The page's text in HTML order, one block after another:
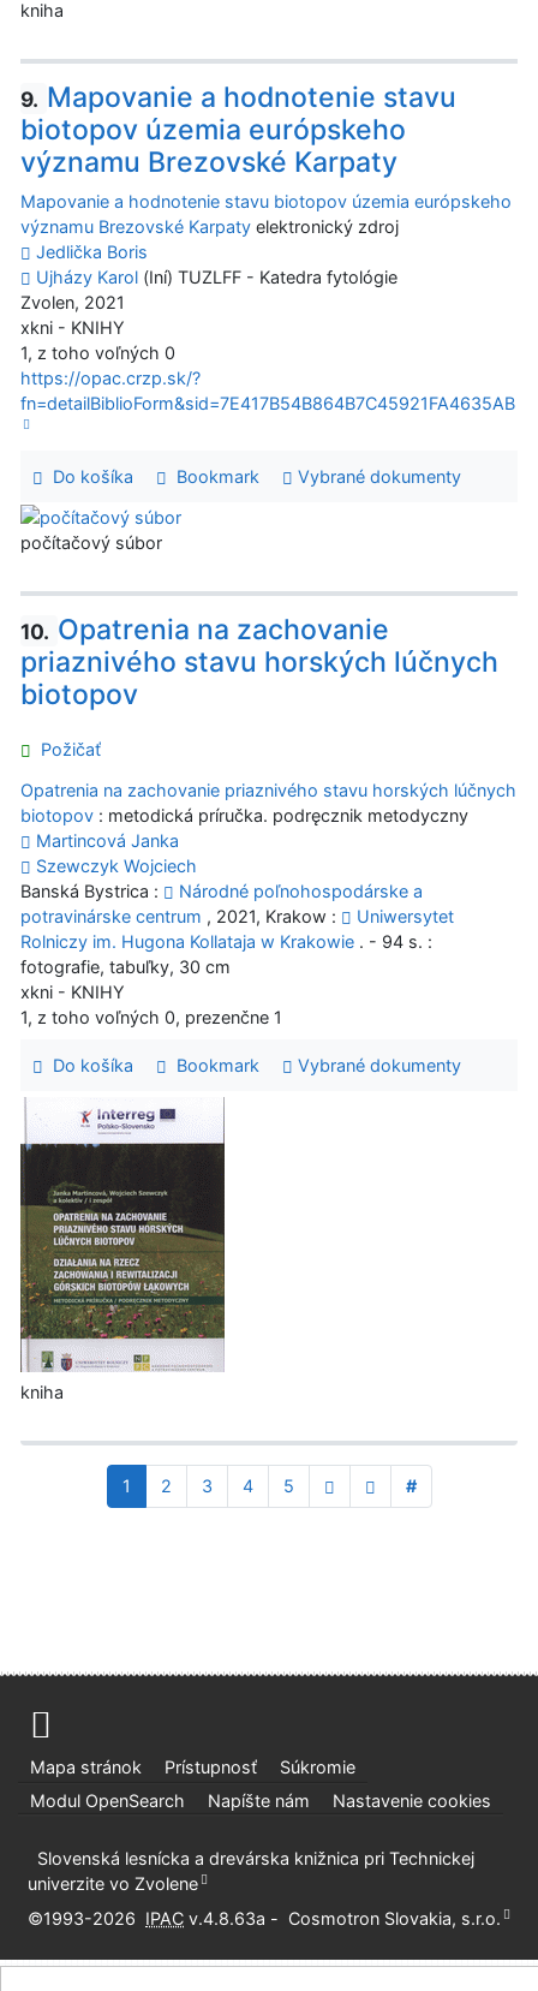
kniha
9. Mapovanie a hodnotenie stavu
biotopov územia európskeho
významu Brezovské Karpaty
Mapovanie a hodnotenie stavu biotopov územia európskeho
významu Brezovské Karpaty elektronický zdroj
Jedlička Boris
Ujházy Karol (Iní) TUZLFF - Katedra fytológie
Zvolen, 2021
xkni - KNIHY
1, z toho voľných 0
https://opac.crzp.sk/?
fn=detailBiblioForm&sid=7E417B54B864B7C45921FA4635AB
Do košíka Bookmark Vybrané dokumenty
počítačový súbor
10. Opatrenia na zachovanie
priaznivého stavu horských lúčnych
biotopov
Požičať
Opatrenia na zachovanie priaznivého stavu horských lúčnych
biotopov : metodická príručka. podręcznik metodyczny
Martincová Janka
Szewczyk Wojciech
Banská Bystrica :
Národné poľnohospodárske a
potravinárske centrum , 2021, Krakow :
Uniwersytet
Rolniczy im. Hugona Kollataja w Krakowie . - 94 s. :
fotografie, tabuľky, 30 cm
xkni - KNIHY
1, z toho voľných 0, prezenčne 1
Do košíka Bookmark Vybrané dokumenty
kniha
1 2 3 4 5 #
Mapa stránok Prístupnosť
Súkromie
Modul OpenSearch
Napíšte nám Nastavenie cookies
Slovenská lesnícka a drevárska knižnica pri Technickej
univerzite vo Zvolene
©1993-2026 IPAC v.4.8.63a - Cosmotron Slovakia, s.r.o.